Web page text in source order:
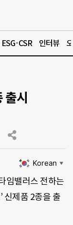
ESG·CSR 인터뷰
시
Korean ▼
임밸러스 전하는
신제품 2종을 출